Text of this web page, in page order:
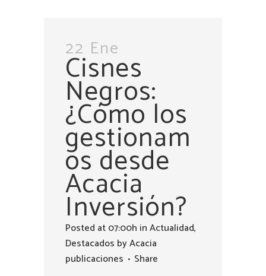
22 Ene
Cisnes
Negros:
¿Cómo los
gestionam
os desde
Acacia
Inversión?
Posted at 07:00h inActualidad,
Destacados byAcacia
publicaciones
Share